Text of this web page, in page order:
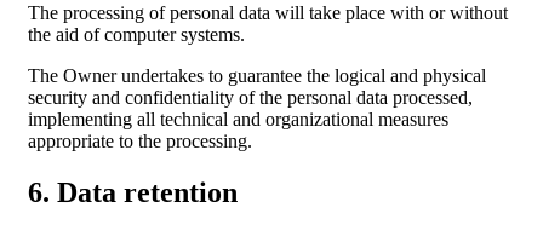
The processing of personal data will take place with or without
the aid of computer systems.
The Owner undertakes to guarantee the logical and physical
security and confidentiality of the personal data processed,
implementing all technical and organizational measures
appropriate to the processing.
6. Data retention